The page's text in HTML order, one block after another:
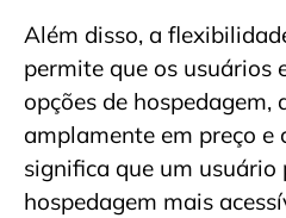
Além disso, a
permite que os usuários
opções de hospedagem,
amplamente em preço e
significa que um usuário
hospedagem mais